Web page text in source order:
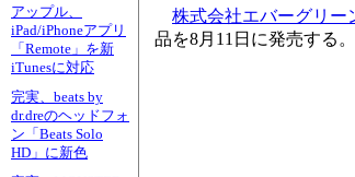
アップル、
iPad/iPhoneアプリ
「Remote」を新
iTunesに対応
完実、beats by
dr.dreのヘッドフォ
ン「Beats Solo
HD」に新色
株式会社エバーグリー
品を8月11日に発売する